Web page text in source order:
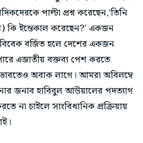
পাল্টা প্রশ্ন করেছেন,‘তিনি
ইন্তেকাল করেছেন?’ একজন
বর্জিত হলে দেশের একজন
এজাতীয় বক্তব্য পেশ করতে
অবাক লাগে। আমরা অবিলম্বে
জনাব হাবিবুল আউয়ালের পদত্যাগ
না চাইলে সাংবিধানিক প্রক্রিয়ায়